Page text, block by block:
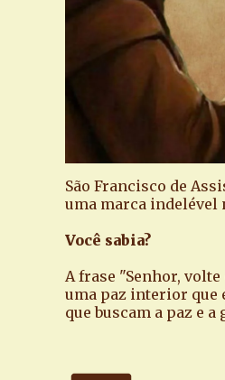
São Francisco de
uma marca indelével
Você sabia?
A frase "Senhor,
uma paz interior que
que buscam a paz e a